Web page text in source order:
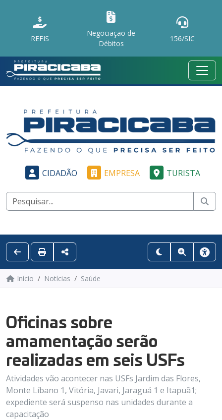
REFIS
Negociação de
Débitos
156/SIC
CIDADÃO EMPRESA TURISTA
Início Notícias Saúde
Oficinas sobre
amamentação serão
realizadas em seis USFs
Atividades vão acontecer nas USFs Jardim das Flores,
Monte Líbano 1, Vitória, Javari, Jaraguá 1 e Itapuã1;
expediente será suspenso nas unidades durante a
capacitação